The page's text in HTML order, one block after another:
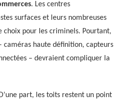
. Les centres
surfaces et leurs nombreuses
choix pour les criminels. Pourtant,
caméras haute définition, capteurs
– devraient compliquer la
part, les toits restent un point